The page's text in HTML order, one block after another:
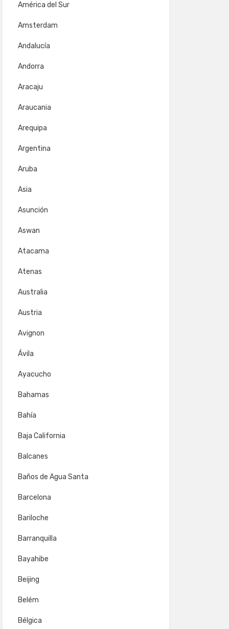
América del Sur
Amsterdam
Andalucía
Andorra
Aracaju
Araucania
Arequipa
Argentina
Aruba
Asia
Asunción
Aswan
Atacama
Atenas
Australia
Austria
Avignon
Ávila
Ayacucho
Bahamas
Bahía
Baja California
Balcanes
Baños de Agua Santa
Barcelona
Bariloche
Barranquilla
Bayahibe
Beijing
Belém
Bélgica